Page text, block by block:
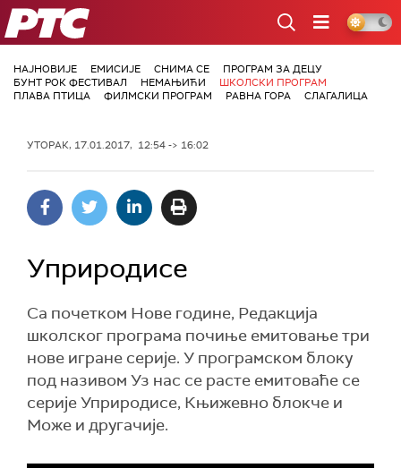
РТС
НАЈНОВИЈЕ ЕМИСИЈЕ СНИМА СЕ
ПРОГРАМ ЗА ДЕЦУ
БУНТ РОК ФЕСТИВАЛ
НЕМАЊИЋИ
ШКОЛСКИ ПРОГРАМ
ПЛАВА ПТИЦА
ФИЛМСКИ ПРОГРАМ РАВНА ГОРА СЛАГАЛИЦА
УТОРАК, 17.01.2017, 12:54 -> 16:02
Уприродисе
Са почетком Нове године, Редакција
школског програма почиње емитовање три
нове игране серије. У програмском блоку
под називом Уз нас се расте емитоваће се
серије Уприродисе, Књижевно блокче и
Може и другачије.